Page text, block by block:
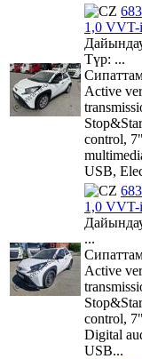
1,0 VVT-i
Түр: ...
Active
control,
USB,
1,0 VVT-i
...
Active
control,
Digital
USB...